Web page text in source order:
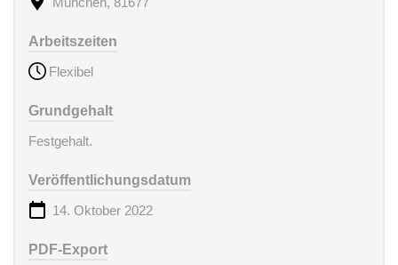
Arbeitszeiten
Flexibel
Grundgehalt
Festgehalt.
Veröffentlichungsdatum
14. Oktober 2022
PDF-Export